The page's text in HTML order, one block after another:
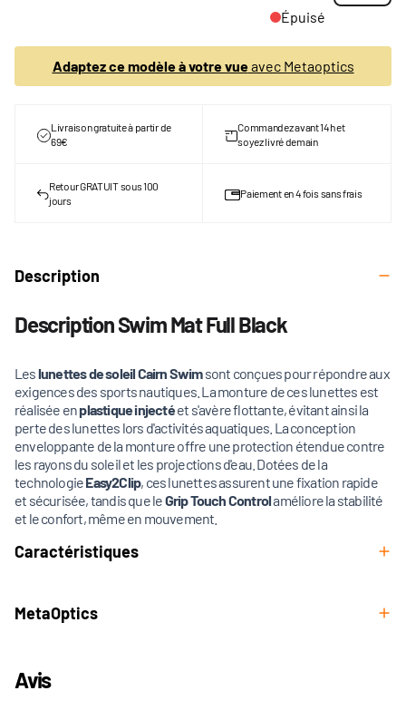
Épuisé
Adaptez ce modèle à votre vueavec Metaoptics
Livraison gratuite à partir de
69€
Commandez avant 14h et
soyez livré demain
Retour GRATUIT sous 100
jours
Paiement en 4 fois sans frais
Description
Description Swim Mat Full Black
Leslunettes de soleil Cairn Swimsont conçues pour répondre aux
exigences des sports nautiques. La monture de ces lunettes est
réalisée enplastique injectéet s'avère flottante, évitant ainsi la
perte des lunettes lors d'activités aquatiques. La conception
enveloppante de la monture offre une protection étendue contre
les rayons du soleil et les projections d'eau. Dotées de la
technologieEasy2Clip, ces lunettes assurent une fixation rapide
et sécurisée, tandis que leGrip Touch Controlaméliore la stabilité
et le confort, même en mouvement.
Caractéristiques
MetaOptics
Avis